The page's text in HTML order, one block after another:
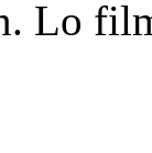
Lo